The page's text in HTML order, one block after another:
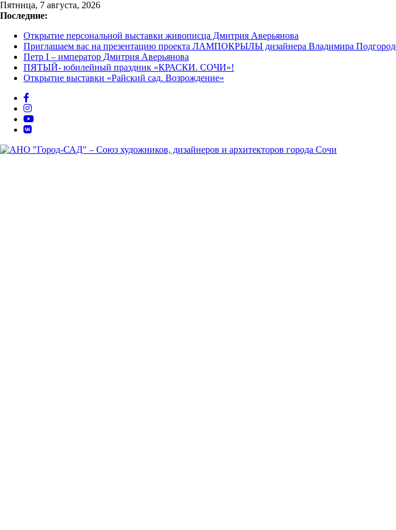
Перейти
к
Пятница, 7 августа, 2026
Последние:
Открытие персональной выставки живописца Дмитрия Аверьянова
Приглашаем вас на презентацию проекта ЛАМПОКРЫЛЫ дизайнера Владимира
Петр I – император Дмитрия Аверьянова
ПЯТЫЙ- юбилейный праздник «КРАСКИ. СОЧИ»!
Открытие выставки «Райский сад. Возрождение»